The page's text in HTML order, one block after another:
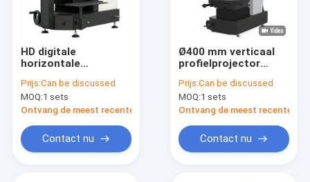
HD digitale
horizontale
355x125mm Working
Stage Travel PH-
3015
Prijs:Can be discussed
MOQ:1 sets
Ontvang de meest recente Prijs
Contact nu
Ø400 mm verticaal
profielprojector
digitaal
meetprojector
Prijs:Can be discussed
MOQ:1 sets
Ontvang de meest recente
Contact nu